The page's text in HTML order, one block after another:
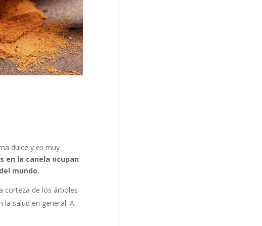
dulce y es muy
en la canela ocupan
mundo.
corteza de los árboles
la salud en general. A